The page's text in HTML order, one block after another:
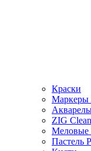
Краски
Маркеры
ZIG
Меловые
Пастель